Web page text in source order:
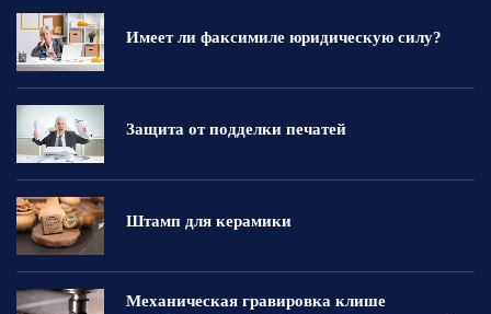
Имеет ли факсимиле юридическую силу?
Защита от подделки печатей
Штамп для керамики
Механическая гравировка клише